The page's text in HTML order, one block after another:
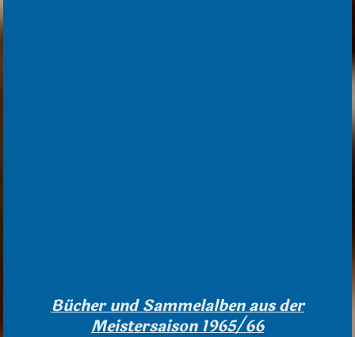
Bücher und Sammelalben aus der
Meistersaison 1965/66